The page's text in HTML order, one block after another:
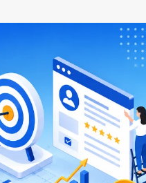
ド・集客サイト
etc.
作
ビス